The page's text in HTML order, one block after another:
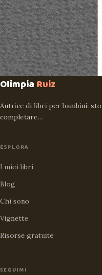
OlimpiaRuiz
Autrice di libri per bambini:
completare…
ESPLORA
I miei libri
Blog
Chi sono
Vignette
Risorse gratuite
SEGUIMI